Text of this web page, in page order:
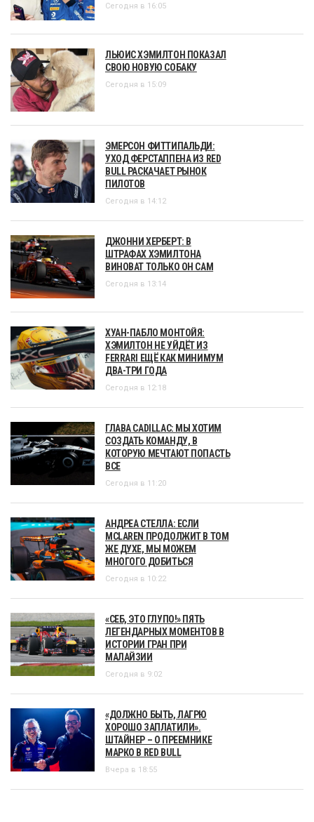
Сегодня в 16:05
ЛЬЮИС ХЭМИЛТОН ПОКАЗАЛ
СВОЮ НОВУЮ СОБАКУ
Сегодня в 15:09
ЭМЕРСОН ФИТТИПАЛЬДИ:
УХОД ФЕРСТАППЕНА ИЗ RED
BULL РАСКАЧАЕТ РЫНОК
ПИЛОТОВ
Сегодня в 14:12
ДЖОННИ ХЕРБЕРТ: В
ШТРАФАХ ХЭМИЛТОНА
ВИНОВАТ ТОЛЬКО ОН САМ
Сегодня в 13:14
ХУАН-ПАБЛО МОНТОЙЯ:
ХЭМИЛТОН НЕ УЙДЁТ ИЗ
FERRARI ЕЩЁ КАК МИНИМУМ
ДВА-ТРИ ГОДА
Сегодня в 12:18
ГЛАВА CADILLAC: МЫ ХОТИМ
СОЗДАТЬ КОМАНДУ, В
КОТОРУЮ МЕЧТАЮТ ПОПАСТЬ
ВСЕ
Сегодня в 11:20
АНДРЕА СТЕЛЛА: ЕСЛИ
MCLAREN ПРОДОЛЖИТ В ТОМ
ЖЕ ДУХЕ, МЫ МОЖЕМ
МНОГОГО ДОБИТЬСЯ
Сегодня в 10:22
«СЕБ, ЭТО ГЛУПО!» ПЯТЬ
ЛЕГЕНДАРНЫХ МОМЕНТОВ В
ИСТОРИИ ГРАН ПРИ
МАЛАЙЗИИ
Сегодня в 9:02
«ДОЛЖНО БЫТЬ, ЛАГРЮ
ХОРОШО ЗАПЛАТИЛИ».
ШТАЙНЕР – О ПРЕЕМНИКЕ
МАРКО В RED BULL
Вчера в 18:55